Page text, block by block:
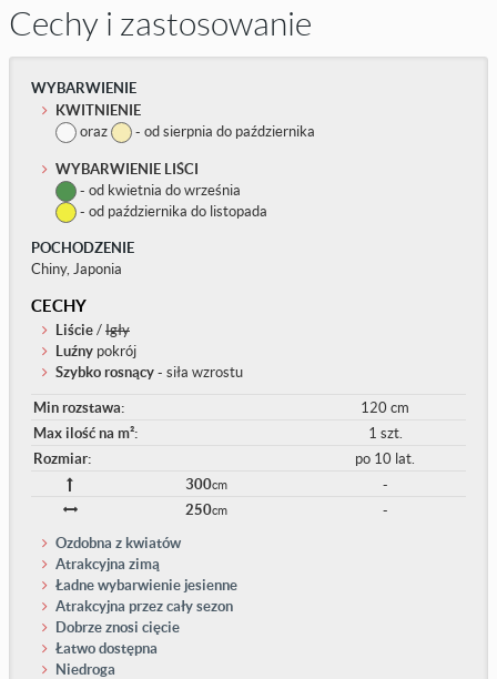
Cechy i zastosowanie
WYBARWIENIE
KWITNIENIE
oraz
- od sierpnia do października
WYBARWIENIE LIŚCI
- od kwietnia do września
- od października do listopada
POCHODZENIE
Chiny, Japonia
CECHY
Liście/Igły
Luźny pokrój
Szybko rosnący- siła wzrostu
Min rozstawa:
120 cm
Max ilość na m²:
1 szt.
Rozmiar:
po 10 lat.
300cm
-
250cm
-
Ozdobna z kwiatów
Atrakcyjna zimą
Ładne wybarwienie jesienne
Atrakcyjna przez cały sezon
Dobrze znosi cięcie
Łatwo dostępna
Niedroga